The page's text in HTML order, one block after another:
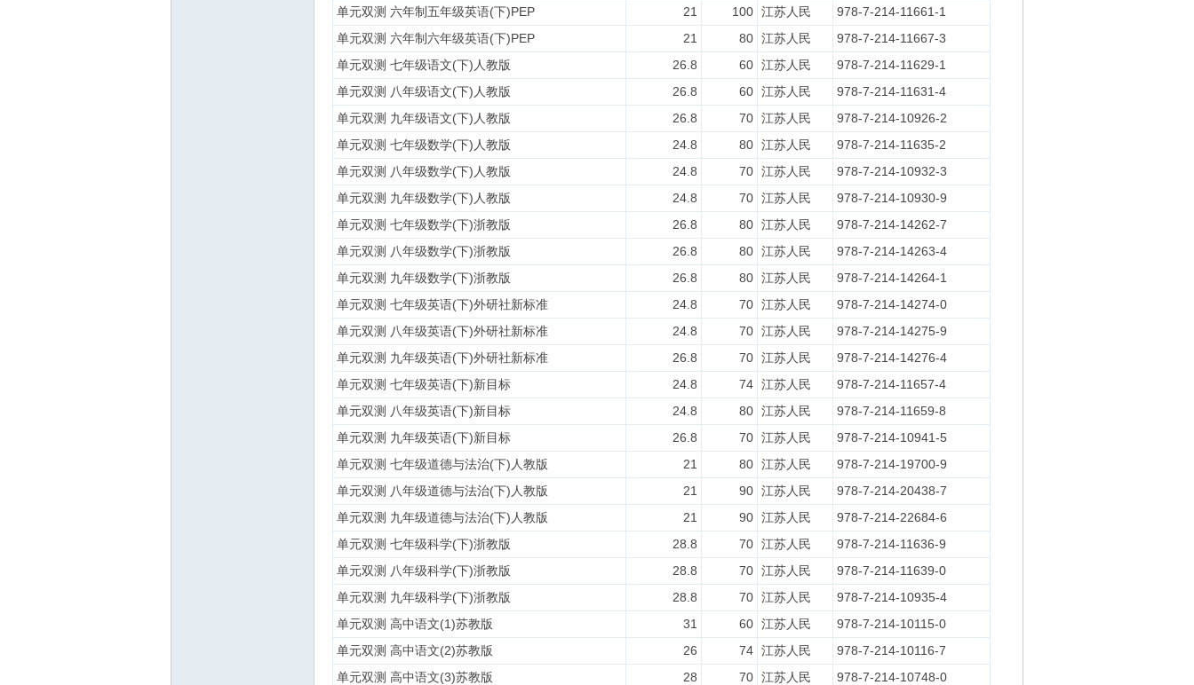
单元双测 六年制五年级英语(下)PEP
21 100 江苏人民
978-7-214-11661-1
单元双测 六年制六年级英语(下)PEP
21 80 江苏人民
978-7-214-11667-3
单元双测 七年级语文(下)人教版
26.8 60 江苏人民
978-7-214-11629-1
单元双测 八年级语文(下)人教版
26.8 60 江苏人民
978-7-214-11631-4
单元双测 九年级语文(下)人教版
26.8 70 江苏人民
978-7-214-10926-2
单元双测 七年级数学(下)人教版
24.8 80 江苏人民
978-7-214-11635-2
单元双测 八年级数学(下)人教版
24.8 70 江苏人民
978-7-214-10932-3
单元双测 九年级数学(下)人教版
24.8 70 江苏人民
978-7-214-10930-9
单元双测 七年级数学(下)浙教版
26.8 80 江苏人民
978-7-214-14262-7
单元双测 八年级数学(下)浙教版
26.8 80 江苏人民
978-7-214-14263-4
单元双测 九年级数学(下)浙教版
26.8 80 江苏人民
978-7-214-14264-1
单元双测 七年级英语(下)外研社新标准
24.8 70 江苏人民
978-7-214-14274-0
单元双测 八年级英语(下)外研社新标准
24.8 70 江苏人民
978-7-214-14275-9
单元双测 九年级英语(下)外研社新标准
26.8 70 江苏人民
978-7-214-14276-4
单元双测 七年级英语(下)新目标
24.8 74 江苏人民
978-7-214-11657-4
单元双测 八年级英语(下)新目标
24.8 80 江苏人民
978-7-214-11659-8
单元双测 九年级英语(下)新目标
26.8 70 江苏人民
978-7-214-10941-5
单元双测 七年级道德与法治(下)人教版
21 80 江苏人民
978-7-214-19700-9
单元双测 八年级道德与法治(下)人教版
21 90 江苏人民
978-7-214-20438-7
单元双测 九年级道德与法治(下)人教版
21 90 江苏人民
978-7-214-22684-6
单元双测 七年级科学(下)浙教版
28.8 70 江苏人民
978-7-214-11636-9
单元双测 八年级科学(下)浙教版
28.8 70 江苏人民
978-7-214-11639-0
单元双测 九年级科学(下)浙教版
28.8 70 江苏人民
978-7-214-10935-4
单元双测 高中语文(1)苏教版
31 60 江苏人民
978-7-214-10115-0
单元双测 高中语文(2)苏教版
26 74 江苏人民
978-7-214-10116-7
单元双测 高中语文(3)苏教版
28 70 江苏人民
978-7-214-10748-0